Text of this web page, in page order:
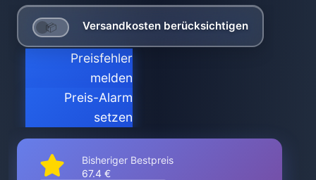
Versandkosten berücksichtigen
Preisfehler
melden
Preis-Alarm
setzen
Bisheriger Bestpreis
67.4 €